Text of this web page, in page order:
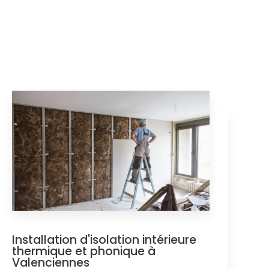
Installation d'isolation intérieure
thermique et phonique à
Valenciennes